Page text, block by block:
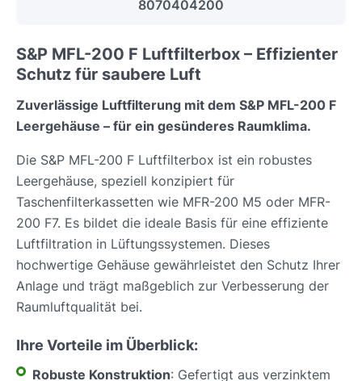
8070404200
S&P MFL-200 F Luftfilterbox – Effizienter
Schutz für saubere Luft
Zuverlässige Luftfilterung mit dem S&P MFL-200 F
Leergehäuse – für ein gesünderes Raumklima.
Die S&P MFL-200 F Luftfilterbox ist ein robustes
Leergehäuse, speziell konzipiert für
Taschenfilterkassetten wie MFR-200 M5 oder MFR-
200 F7. Es bildet die ideale Basis für eine effiziente
Luftfiltration in Lüftungssystemen. Dieses
hochwertige Gehäuse gewährleistet den Schutz Ihrer
Anlage und trägt maßgeblich zur Verbesserung der
Raumluftqualität bei.
Ihre Vorteile im Überblick:
Robuste Konstruktion: Gefertigt aus verzinktem